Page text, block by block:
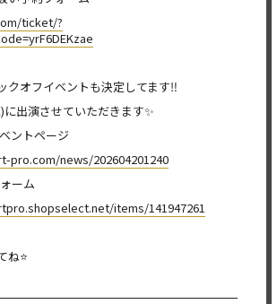
ticket/?
クオフイベントも決定してます‼️
出演させていただきます✨
ントページ
pro.com/news/202604201240
ーム
items/141947261
ね⭐